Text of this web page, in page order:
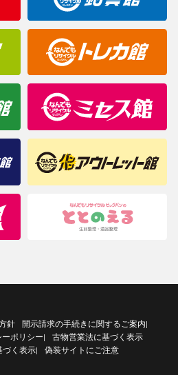
針 開示請求の手続きに関するご案内|
ポリシー|
古物営業法に基づく表示
づく表示| 偽装サイトにご注意